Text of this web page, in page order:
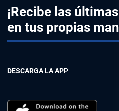
¡Recibe las
en tus propias
DESCARGA LA APP